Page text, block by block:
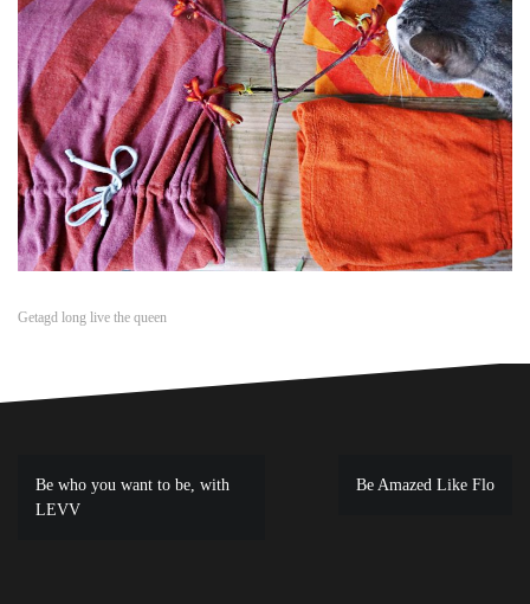
Getagd long live the queen
Bericht
navigatie
Be who you want to be, with
LEVV
Be Amazed Like Flo